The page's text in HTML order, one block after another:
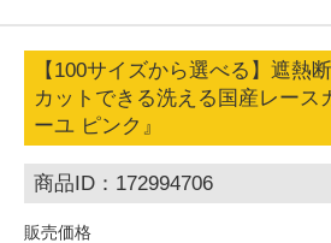
【100サイズから選べる】遮熱
カットできる洗える国産レース
ーユ ピンク』
商品ID：172994706
販売価格